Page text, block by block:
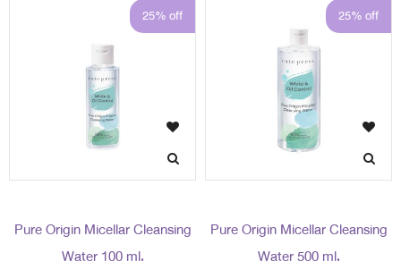
25% off
Pure Origin Micellar Cleansing
Water 100 ml.
25% off
Pure Origin Micellar Cleansing
Water 500 ml.